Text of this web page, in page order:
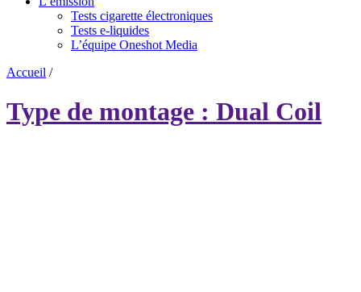
Tests cigarette électroniques
Tests e-liquides
L’équipe Oneshot Media
Accueil /
Type de montage : Dual Coil